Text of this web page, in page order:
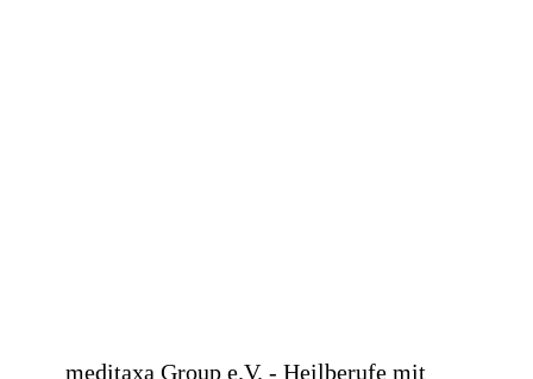
meditaxa Group e.V. - Heilberufe mit